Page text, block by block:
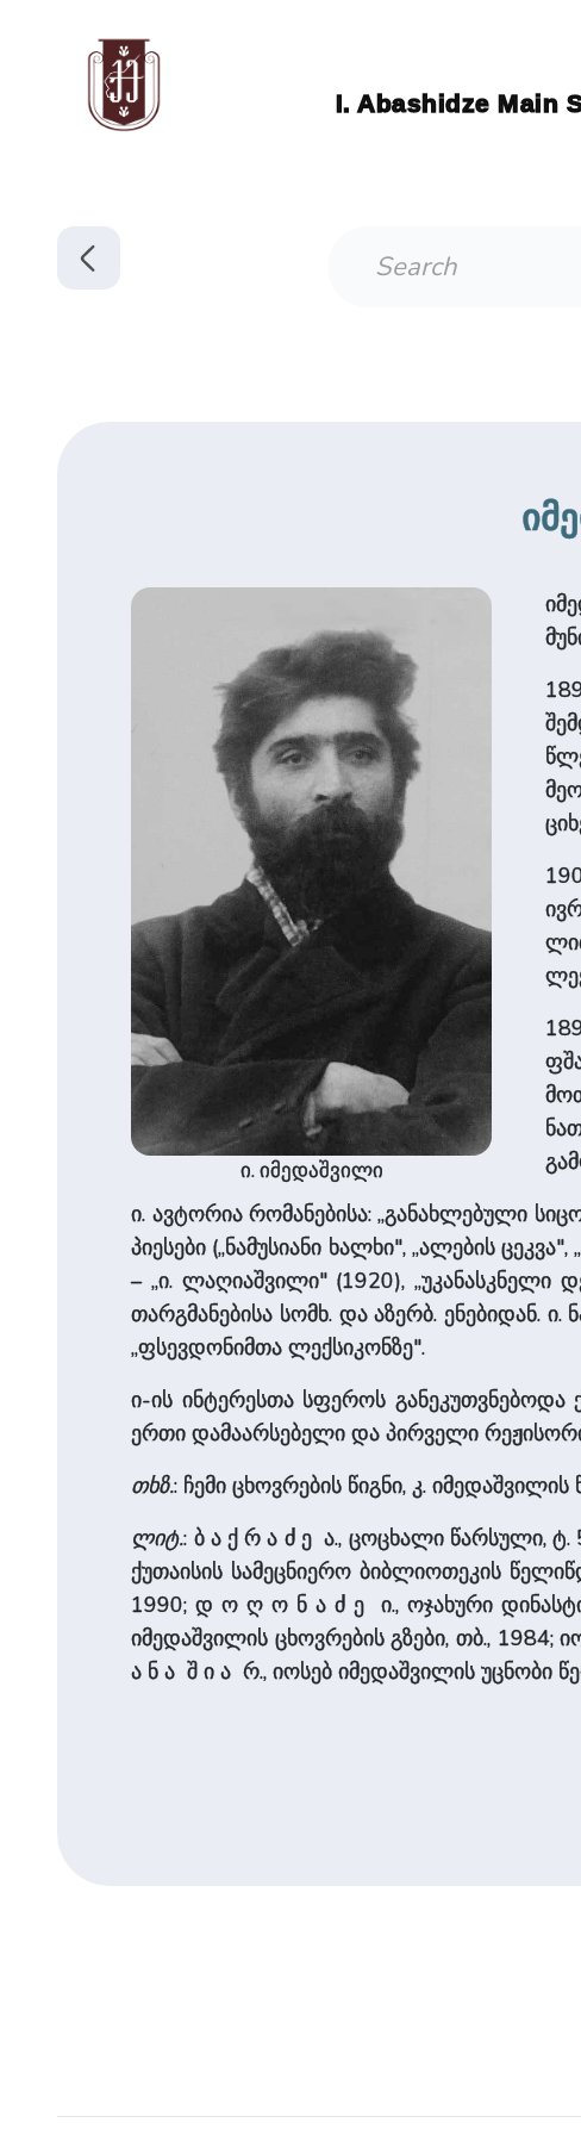
I. Abashidze Main
ი. იმედაშვილი
ი. ავტორია რომანებისა: „განახლებული
პიესები („ნამუსიანი ხალხი", „ალების
– „ი. ლაღია­შვი­ლი" (1920),
თარგმანებისა სომხ. და აზერბ. ენებიდან.
„ფსევდონიმთა ლექსიკონზე".
ი-ის ინტერესთა სფეროს
ერთი დამაარსებელი და პირველი
თხზ.: ჩემი ცხოვრების წიგნი, კ.
ლიტ.: ბ ა ქ რ ა ძ ე ა., ცოცხალი წარსული,
ქუთაისის სამეცნიერო ბიბლიოთეკის
1990; დ ო ღ ო ნ ა ძ ე ი., ოჯახური
იმედა­შვი­ლის ცხოვრების გზები, თბ., 1984;
ა ნ ა ­ შ ი ა რ., იოსებ იმედა­შვი­ლის უცნობი